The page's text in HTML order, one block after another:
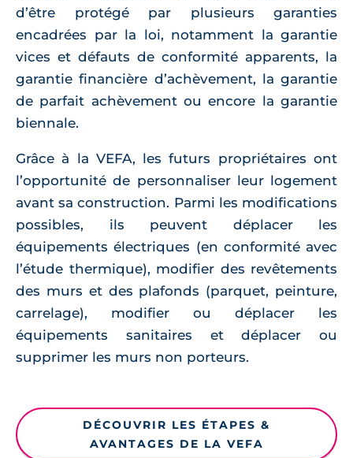
d’être protégé par plusieurs garanties
encadrées par la loi, notamment la garantie
vices et défauts de conformité apparents, la
garantie financière d’achèvement, la garantie
de parfait achèvement ou encore la garantie
biennale.
Grâce à la VEFA, les futurs propriétaires ont
l’opportunité de personnaliser leur logement
avant sa construction. Parmi les modifications
possibles, ils peuvent déplacer les
équipements électriques (en conformité avec
l’étude thermique), modifier des revêtements
des murs et des plafonds (parquet, peinture,
carrelage), modifier ou déplacer les
équipements sanitaires et déplacer ou
supprimer les murs non porteurs.
DÉCOUVRIR LES ÉTAPES &
AVANTAGES DE LA VEFA